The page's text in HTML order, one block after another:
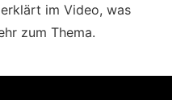
im Video, was
zum Thema.